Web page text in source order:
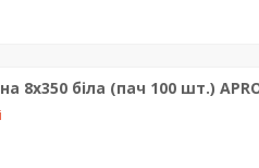
8x350 біла (пач 100 шт.)